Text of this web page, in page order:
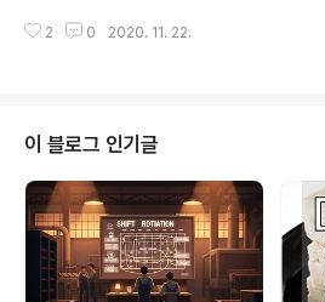
폰번호를 입력하면 해당 서비스센터의 주소를 문자
인지 궁금해서 알아보았습니다. | 생쥐꿈 생쥐가 나
의미가 달라지기도 합니다. 1) 좋은꿈(길몽) 쥐를 잡
쥐를 잡았다면 무조건 좋은 꿈이라고 생각하시면 됩
복권에 당첨된다거나 일이 잘풀린다거나 꿈을 이
니다. 쥐가 무는 꿈 : 돈이나 인간관계에서 좋은 흐
기는 꿈입니다. 쥐가 갉아먹는 꿈 : 하고 있는 일이
는 계기가 생기는 꿈입..
2 0 2020. 11. 22.
이 블로그 인기글